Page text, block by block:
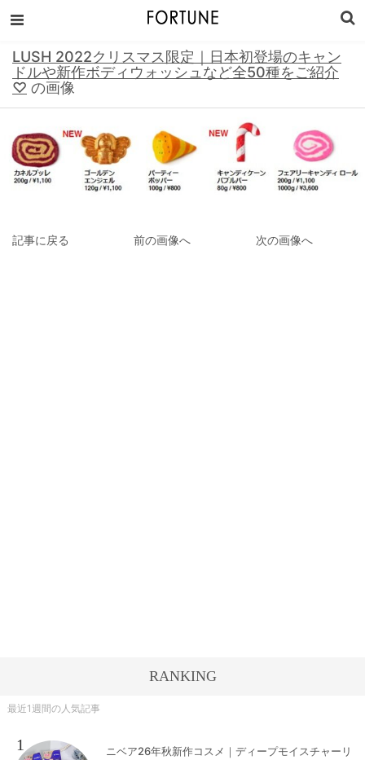
LUSH 2022クリスマス限定｜日本初登場のキャン
ドルや新作ボディウォッシュなど全50種をご紹介
♡ の画像
記事に戻る 前の画像へ 次の画像へ
RANKING
最近1週間の人気記事
1
ニベア26年秋新作コスメ｜ディープモイスチャーリ